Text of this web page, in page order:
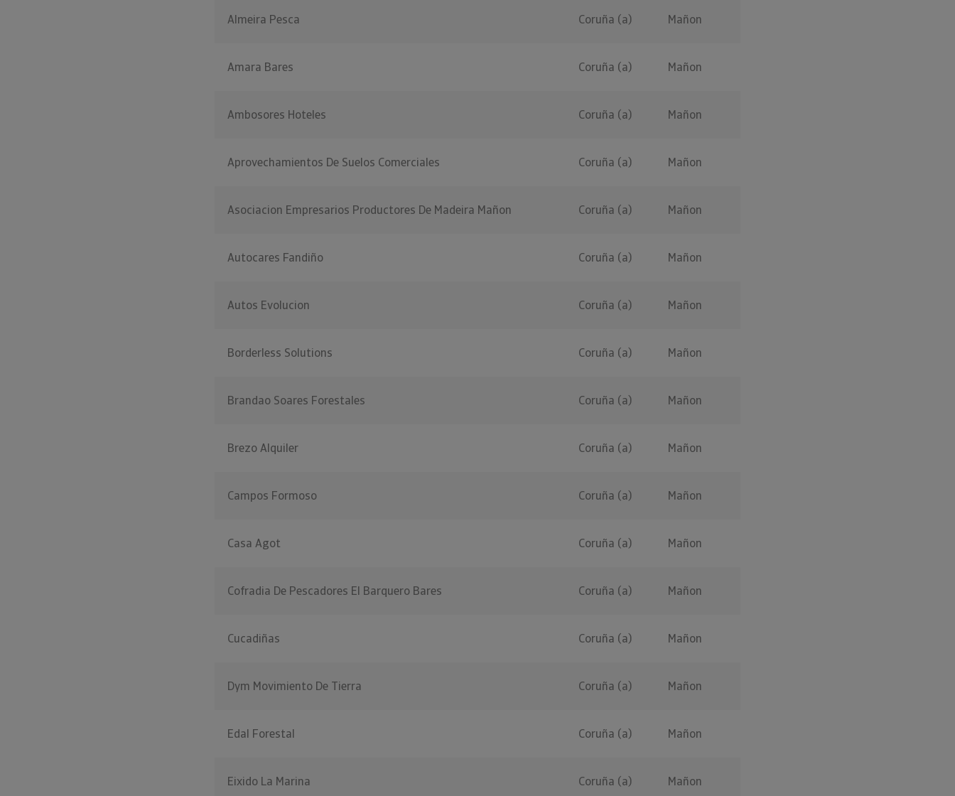
Almeira Pesca Coruña (a) Mañon
Amara Bares Coruña (a) Mañon
Ambosores Hoteles Coruña (a) Mañon
Aprovechamientos De Suelos Comerciales Coruña (a) Mañon
Asociacion Empresarios Productores De Madeira Mañon Coruña (a) Mañon
Autocares Fandiño Coruña (a) Mañon
Autos Evolucion Coruña (a) Mañon
Borderless Solutions Coruña (a) Mañon
Brandao Soares Forestales Coruña (a) Mañon
Brezo Alquiler Coruña (a) Mañon
Campos Formoso Coruña (a) Mañon
Casa Agot Coruña (a) Mañon
Cofradia De Pescadores El Barquero Bares Coruña (a) Mañon
Cucadiñas Coruña (a) Mañon
Dym Movimiento De Tierra Coruña (a) Mañon
Edal Forestal Coruña (a) Mañon
Eixido La Marina Coruña (a) Mañon